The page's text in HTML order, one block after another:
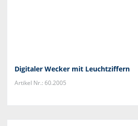
Digitaler Wecker mit Leuchtziffern
Artikel Nr.: 60.2005